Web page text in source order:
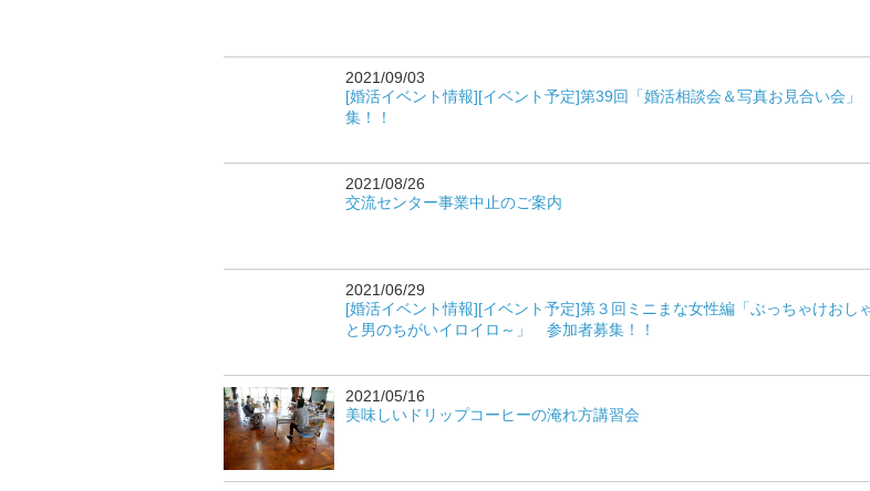
2021/09/03
[婚活イベント情報][イベント予定]第39回「婚活相談会＆写真お見合い会
集！！
2021/08/26
交流センター事業中止のご案内
2021/06/29
[婚活イベント情報][イベント予定]第３回ミニまな女性編「ぶっちゃけおし
と男のちがいイロイロ～」 参加者募集！！
2021/05/16
美味しいドリップコーヒーの淹れ方講習会